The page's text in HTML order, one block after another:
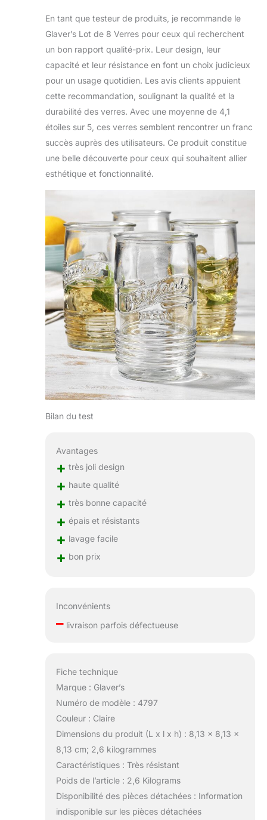
En tant que testeur de produits, je recommande le
Glaver’s Lot de 8 Verres pour ceux qui recherchent
un bon rapport qualité-prix. Leur design, leur
capacité et leur résistance en font un choix judicieux
pour un usage quotidien. Les avis clients appuient
cette recommandation, soulignant la qualité et la
durabilité des verres. Avec une moyenne de 4,1
étoiles sur 5, ces verres semblent rencontrer un franc
succès auprès des utilisateurs. Ce produit constitue
une belle découverte pour ceux qui souhaitent allier
esthétique et fonctionnalité.
Bilan du test
Avantages
+ très joli design
+ haute qualité
+ très bonne capacité
+ épais et résistants
+ lavage facile
+ bon prix
Inconvénients
–livraison parfois défectueuse
Fiche technique
Marque : Glaver’s
Numéro de modèle : 4797
Couleur : Claire
Dimensions du produit (L x l x h) : 8,13 x 8,13 x
8,13 cm; 2,6 kilogrammes
Caractéristiques : Très résistant
Poids de l’article : 2,6 Kilograms
Disponibilité des pièces détachées : Information
indisponible sur les pièces détachées